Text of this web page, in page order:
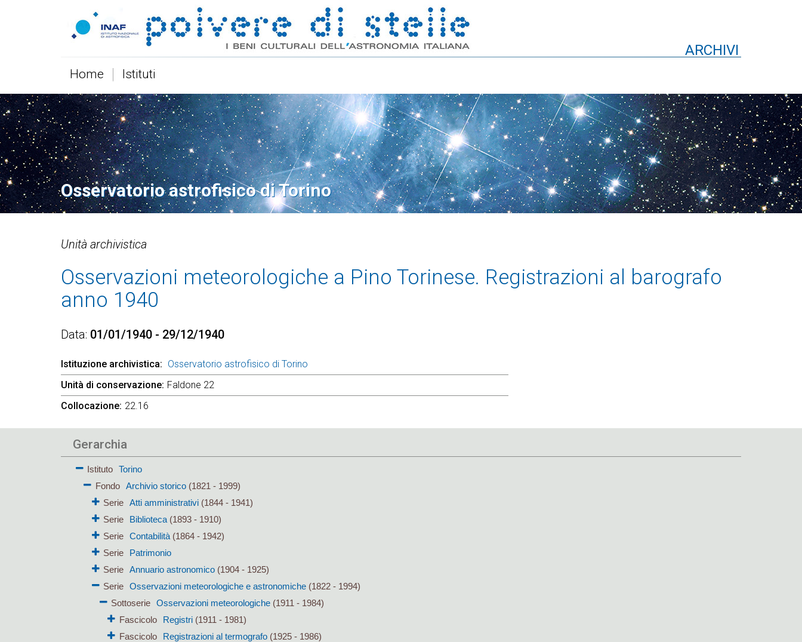
ARCHIVI
Home Istituti
Osservatorio astrofisico di Torino
Unità archivistica
Osservazioni meteorologiche a Pino Torinese. Registrazioni al barografo
anno 1940
Data 01/01/1940 - 29/12/1940
Istituzione archivistica
Osservatorio astrofisico di Torino
Unità di conservazione Faldone 22
Collocazione 22.16
Gerarchia
Istituto
Torino
Fondo
Archivio storico(1821 - 1999)
Serie Atti amministrativi(1844 - 1941)
Serie
Biblioteca(1893 - 1910)
Serie Contabilità(1864 - 1942)
Serie
Patrimonio
Serie Annuario astronomico(1904 - 1925)
Serie Osservazioni meteorologiche e astronomiche(1822 - 1994)
Sottoserie
Osservazioni meteorologiche (1911 - 1984)
Fascicolo
Registri(1911 - 1981)
Fascicolo
Registrazioni al termografo(1925 - 1986)